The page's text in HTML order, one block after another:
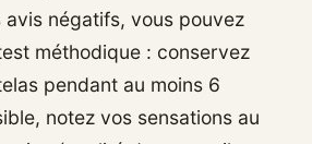
négatifs, vous pouvez
méthodique : conservez
pendant au moins 6
notez vos sensations au